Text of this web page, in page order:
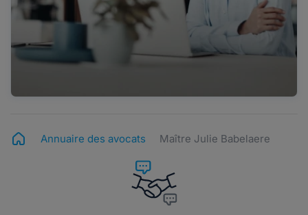
Annuaire des avocats Maître Julie Babelaere